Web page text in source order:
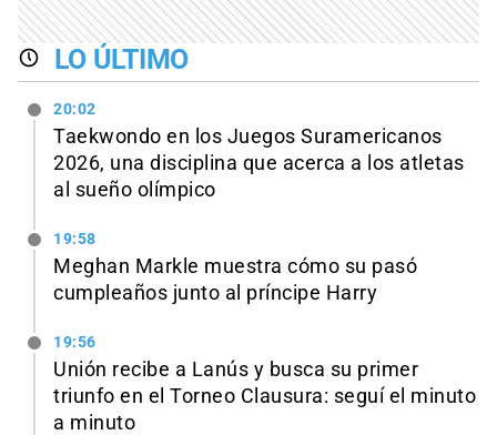
LO ÚLTIMO
20:02
Taekwondo en los Juegos Suramericanos
2026, una disciplina que acerca a los atletas
al sueño olímpico
19:58
Meghan Markle muestra cómo su pasó
cumpleaños junto al príncipe Harry
19:56
Unión recibe a Lanús y busca su primer
triunfo en el Torneo Clausura: seguí el minuto
a minuto